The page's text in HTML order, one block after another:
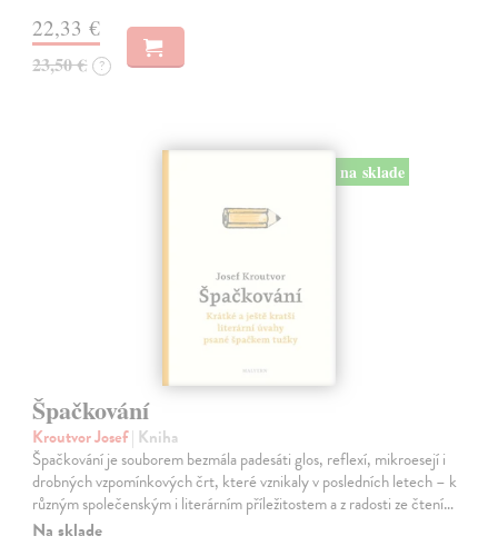
22,33 €
23,50 € ?
na sklade
Špačkování
Kroutvor Josef| Kniha
Špačkování je souborem bezmála padesáti glos, reflexí, mikroesejí i
drobných vzpomínkových črt, které vznikaly v posledních letech – k
různým společenským i literárním příležitostem a z radosti ze čtení…
Na sklade